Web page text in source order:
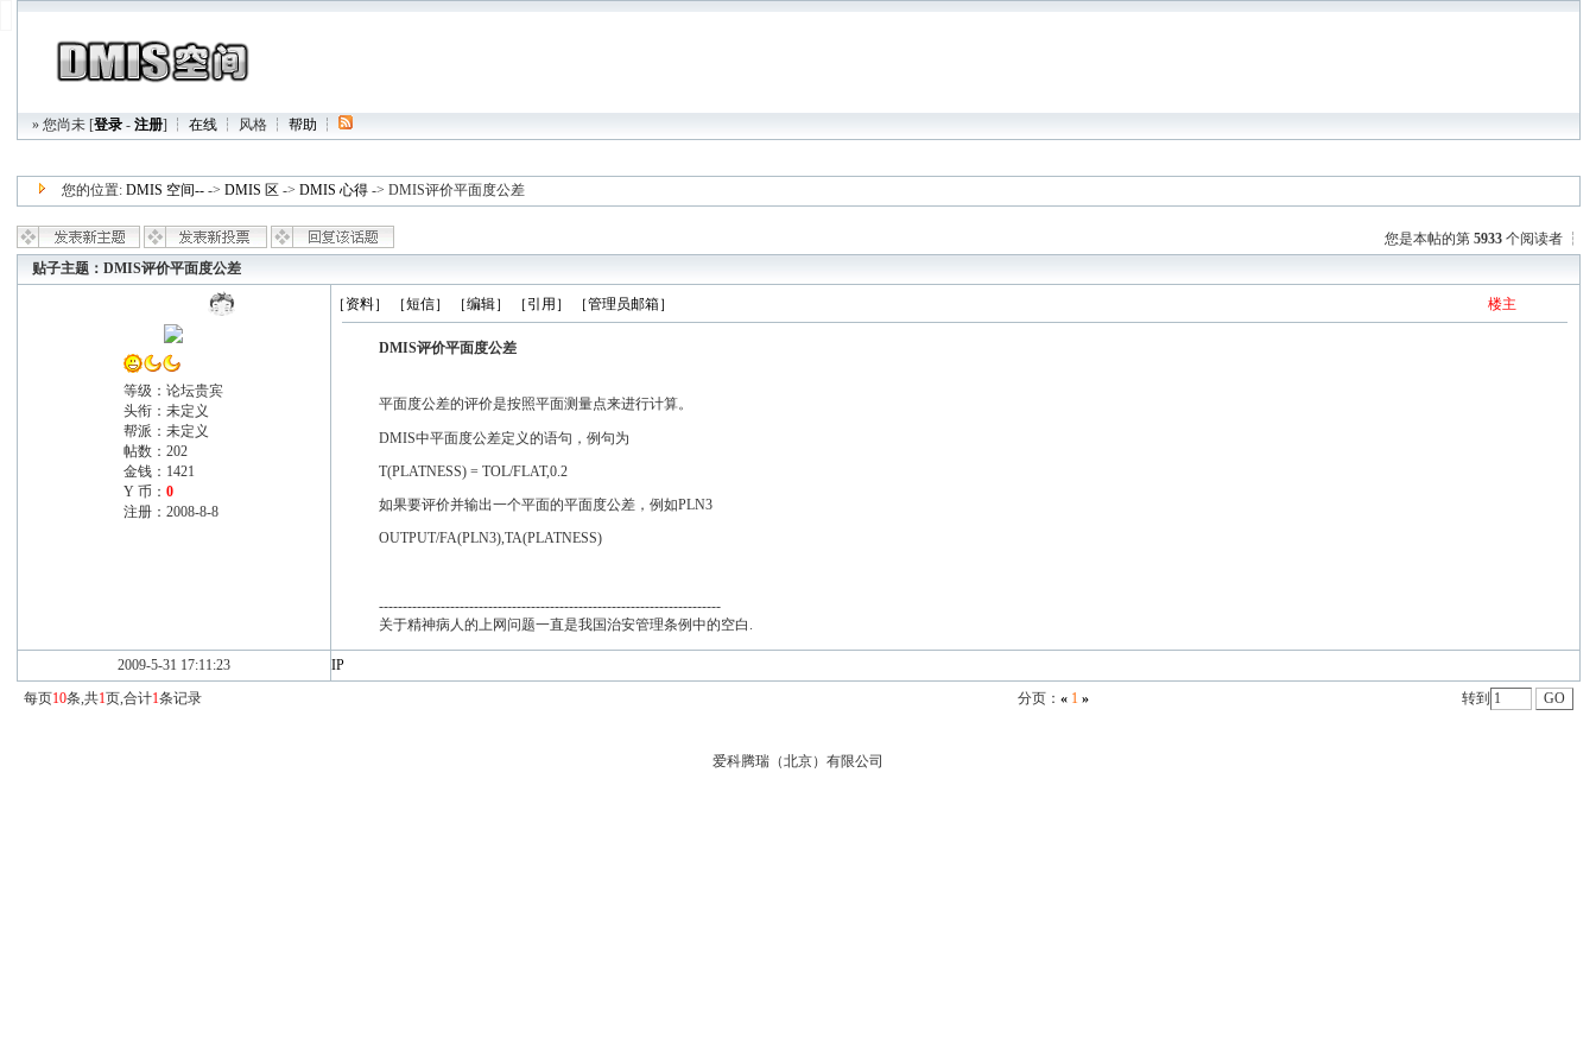
» 您尚未 [登录- 注册] ┆ 在线┆ 风格┆ 帮助 ┆
您的位置: DMIS 空间---> DMIS 区 -> DMIS 心得-> DMIS评价平面度公差
您是本帖的第 5933个阅读者 ┆
贴子主题：DMIS评价平面度公差
等级：论坛贵宾
头衔：未定义
帮派：未定义
帖数：202
金钱：1421
Y 币： 0
注册：2008-8-8
［资料］ ［短信］ ［编辑］ ［引用］ ［管理员邮箱］ 楼主
DMIS评价平面度公差
平面度公差的评价是按照平面测量点来进行计算。
DMIS中平面度公差定义的语句，例句为
T(PLATNESS) = TOL/FLAT,0.2
如果要评价并输出一个平面的平面度公差，例如PLN3
OUTPUT/FA(PLN3),TA(PLATNESS)
------------------------------------------------------------------------
关于精神病人的上网问题一直是我国治安管理条例中的空白.
2009-5-31 17:11:23
IP
每页10条,共1页,合计1条记录 分页： « 1 » 转到
爱科腾瑞（北京）有限公司